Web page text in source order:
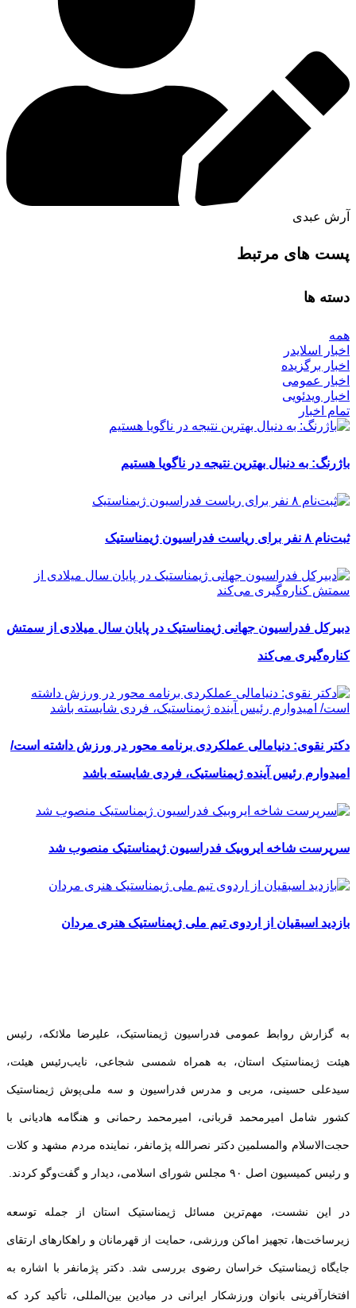
آرش عبدی
پست های مرتبط
دسته ها
همه
اخبار اسلایدر
اخبار برگزیده
اخبار عمومی
اخبار ویدئویی
تمام اخبار
باژرنگ: به دنبال بهترین نتیجه در ناگویا هستیم
ثبت‌نام ۸ نفر برای ریاست فدراسیون ژیمناستیک
دبیرکل فدراسیون جهانی ژیمناستیک در پایان سال میلادی از سمتش
کناره‌گیری می‌کند
دکتر نقوی: دنیامالی عملکردی برنامه محور در ورزش داشته است/
امیدوارم رئیس آینده ژیمناستیک، فردی شایسته باشد
سرپرست شاخه ایروبیک فدراسیون ژیمناستیک منصوب شد
بازدید اسبقیان از اردوی تیم ملی ژیمناستیک هنری مردان
به گزارش روابط عمومی فدراسیون ژیمناستیک، علیرضا ملائکه، رئیس
هیئت ژیمناستیک استان، به همراه شمسی شجاعی، نایب‌رئیس هیئت،
سیدعلی حسینی، مربی و مدرس فدراسیون و سه ملی‌پوش ژیمناستیک
کشور شامل امیرمحمد قربانی، امیرمحمد رحمانی و هنگامه هادیانی با
حجت‌الاسلام والمسلمین دکتر نصرالله پژمانفر، نماینده مردم مشهد و کلات
و رئیس کمیسیون اصل ۹۰ مجلس شورای اسلامی، دیدار و گفت‌وگو کردند.
در این نشست، مهم‌ترین مسائل ژیمناستیک استان از جمله توسعه
زیرساخت‌ها، تجهیز اماکن ورزشی، حمایت از قهرمانان و راهکارهای ارتقای
جایگاه ژیمناستیک خراسان رضوی بررسی شد. دکتر پژمانفر با اشاره به
افتخارآفرینی بانوان ورزشکار ایرانی در میادین بین‌المللی، تأکید کرد که